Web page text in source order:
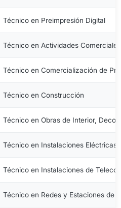
Técnico en Preimpresión Digital
Técnico en Actividades Comerciales
Técnico en Comercialización de
Técnico en Construcción
Técnico en Obras de Interior,
Técnico en Instalaciones Eléctricas
Técnico en Instalaciones de
Técnico en Redes y Estaciones de